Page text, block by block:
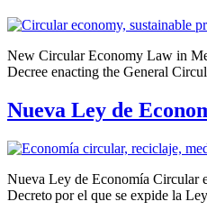
New Circular Economy Law in
Decree enacting the General
Nueva Ley de
Nueva Ley de Economía Circular
Decreto por el que se expide la